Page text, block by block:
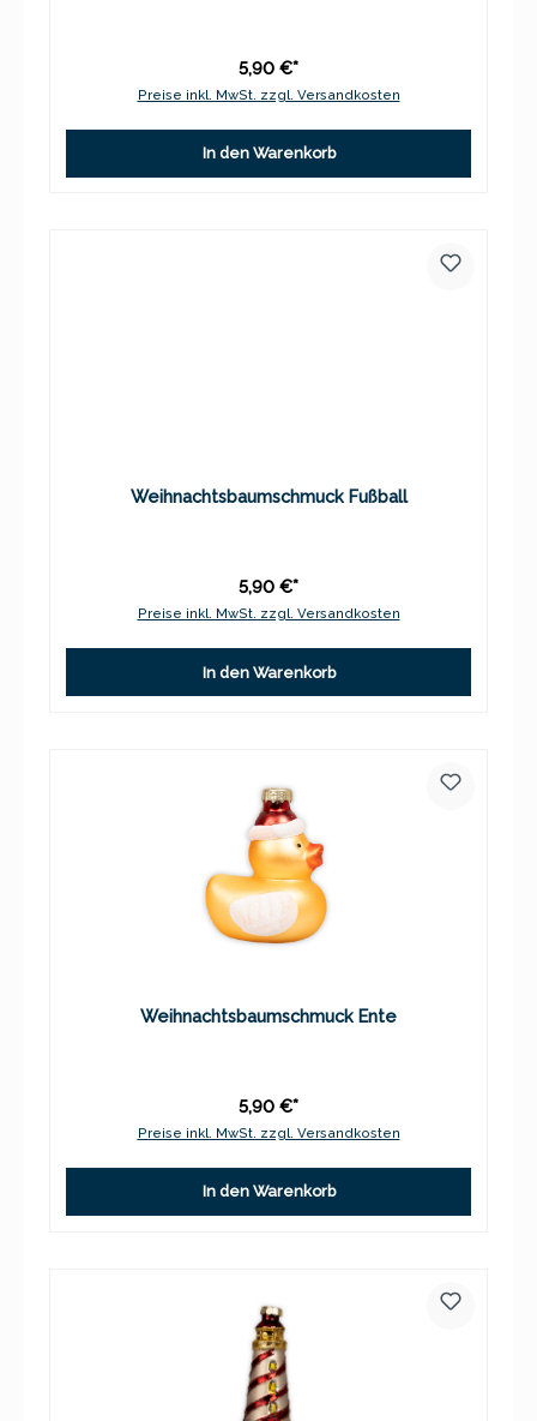
5,90 €*
Preise inkl. MwSt. zzgl. Versandkosten
In den Warenkorb
Weihnachtsbaumschmuck Fußball
5,90 €*
Preise inkl. MwSt. zzgl. Versandkosten
In den Warenkorb
Weihnachtsbaumschmuck Ente
5,90 €*
Preise inkl. MwSt. zzgl. Versandkosten
In den Warenkorb